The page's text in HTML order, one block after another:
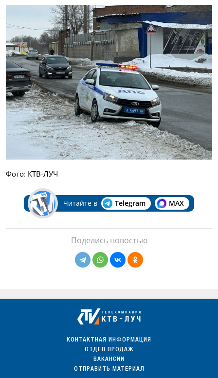
Фото: КТВ-ЛУЧ
Читайте в Telegram MAX
Поделись новостью
КОНТАКТНАЯ ИНФОРМАЦИЯ
ОТДЕЛ ПРОДАЖ
ВАКАНСИИ
ОТПРАВИТЬ МАТЕРИАЛ